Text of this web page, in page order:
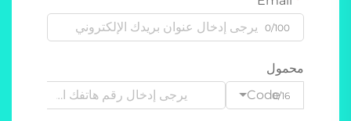
0/100
محمول
Code0/16